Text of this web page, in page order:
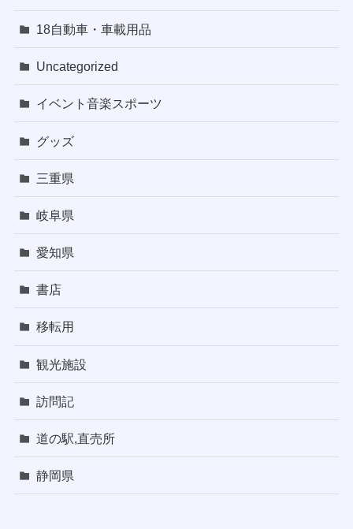
18自動車・車載用品
Uncategorized
イベント音楽スポーツ
グッズ
三重県
岐阜県
愛知県
書店
移転用
観光施設
訪問記
道の駅,直売所
静岡県